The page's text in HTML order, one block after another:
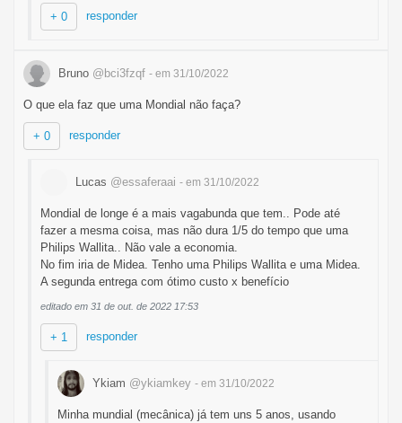
+ 0 responder
Bruno @bci3fzqf - em 31/10/2022
O que ela faz que uma Mondial não faça?
+ 0 responder
Lucas @essaferaai - em 31/10/2022
Mondial de longe é a mais vagabunda que tem.. Pode até
fazer a mesma coisa, mas não dura 1/5 do tempo que uma
Philips Wallita.. Não vale a economia.
No fim iria de Midea. Tenho uma Philips Wallita e uma Midea.
A segunda entrega com ótimo custo x benefício
editado em 31 de out. de 2022 17:53
+ 1 responder
Ykiam @ykiamkey - em 31/10/2022
Minha mundial (mecânica) já tem uns 5 anos, usando